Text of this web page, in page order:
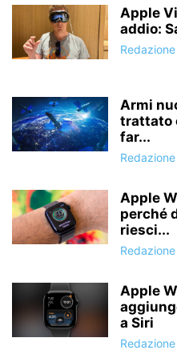
Apple
addio:
Redazione
Armi
trattato
far...
Redazione
Apple
perché
riesci...
Redazione
Apple
a Siri
Redazione